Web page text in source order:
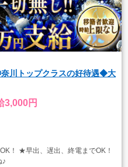
川トップクラスの好待遇◆大
3,000円
！ ★早出、遅出、終電までOK！
♪